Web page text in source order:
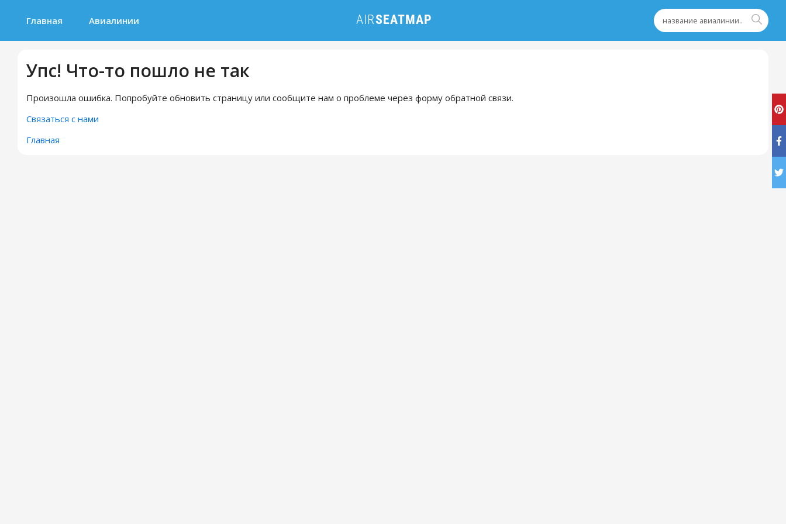
Главная Авиалинии
Упс! Что-то пошло не так
Произошла ошибка. Попробуйте обновить страницу или сообщите нам о проблеме через форму обратной связи.
Связаться с нами
Главная